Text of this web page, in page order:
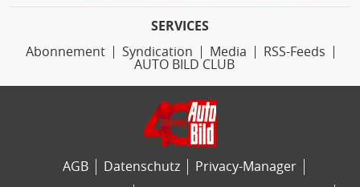
SERVICES
Abonnement
Syndication Media
RSS-Feeds
AUTO BILD CLUB
AGB Datenschutz
Privacy-Manager